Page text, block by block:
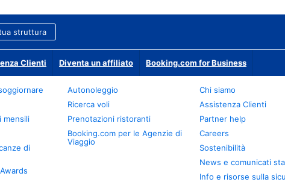
struttura
Clienti Diventa un affiliato Booking.com for Business
mensili
di
Autonoleggio
Ricerca voli
Prenotazioni ristoranti
Booking.com per le Agenzie di
Viaggio
Chi siamo
Assistenza Clienti
Partner help
Careers
Sostenibilità
News e comunicati
Info e risorse sulla